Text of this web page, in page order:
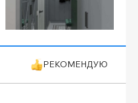
РЕКОМЕНДУЮ